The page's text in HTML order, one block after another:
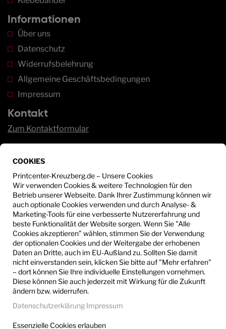
Informationen
Über uns
Datenschutz
Widerrufsbelehrung
Allgemeine Geschäftsbedingungen
Impressum
Kontakt
Zum Kontaktformular
Sie haben Fragen?
Wir beraten Sie gerne unter:
+49 30 - 612 53 25
info@printcenter-kreuzberg.de
COOKIES
Printcenter-Kreuzberg.de – Unsere Cookies
Wir verwenden Cookies & weitere Technologien für den
Betrieb unserer Webseite. Dank Ihrer Zustimmung können wir
auch optionale Cookies verwenden und durch Analyse- &
Marketing-Tools für eine verbesserte Nutzererfahrung und
beste Funktionalität der Website sorgen. Wenn Sie "Alle
Cookies akzeptieren" wählen, stimmen Sie der Verwendung
der optionalen Cookies und der Weitergabe der erhobenen
Daten an Dritte, auch im EU-Außland zu. Sollten Sie damit
nicht einverstanden sein, klicken Sie bitte auf "Mehr erfahren"
– dort können Sie Ihre individuelle Einstellungen vornehmen.
Diese können Sie auch jederzeit mit Wirkung für die Zukunft
ändern bzw. widerrufen.
Datenschutzerklärung Impressum
Essenzielle Cookies erlauben